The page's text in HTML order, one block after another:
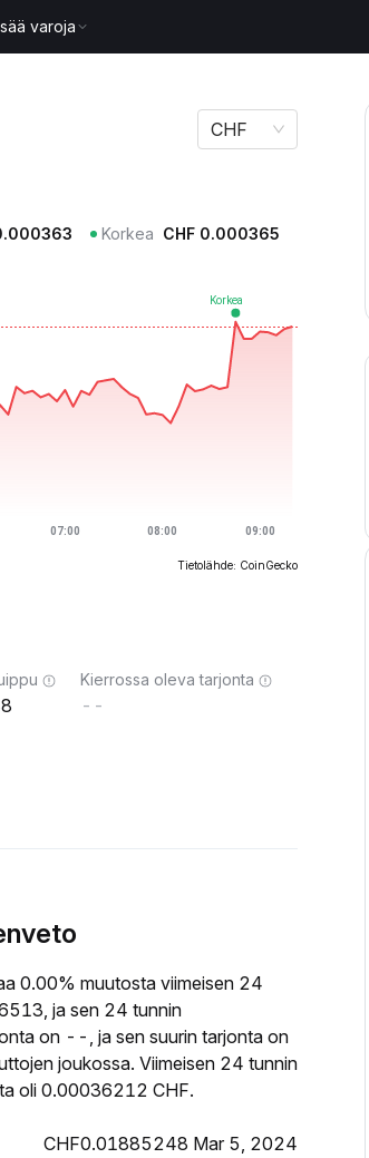
varoja
CHF
Korkea CHF 0.000365
Tietolähde: CoinGecko
Kierrossa oleva tarjonta
--
0.00% muutosta viimeisen 24
ja sen 24 tunnin
on --, ja sen suurin tarjonta on
joukossa. Viimeisen 24 tunnin
oli 0.00036212 CHF.
CHF0.01885248 Mar 5, 2024